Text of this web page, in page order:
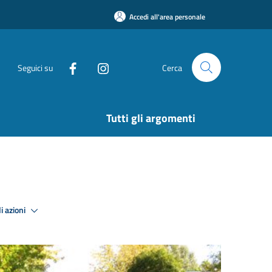
Accedi all'area personale
Seguici su Cerca
Tutti gli argomenti
azioni